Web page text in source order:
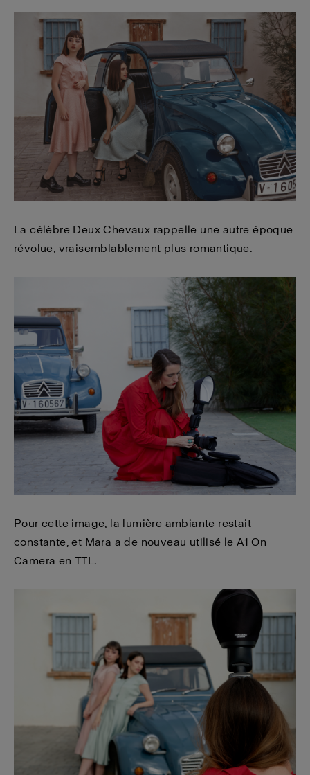
La célèbre Deux Chevaux rappelle une autre époque
révolue, vraisemblablement plus romantique.
Pour cette image, la lumière ambiante restait
constante, et Mara a de nouveau utilisé le A1 On
Camera en TTL.